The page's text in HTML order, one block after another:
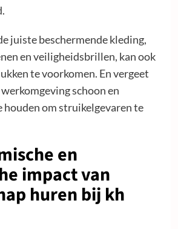
juiste beschermende kleding,
en veiligheidsbrillen, kan ook
te voorkomen. En vergeet
schoon en
houden om struikelgevaren te
en
impact van
huren bij kh